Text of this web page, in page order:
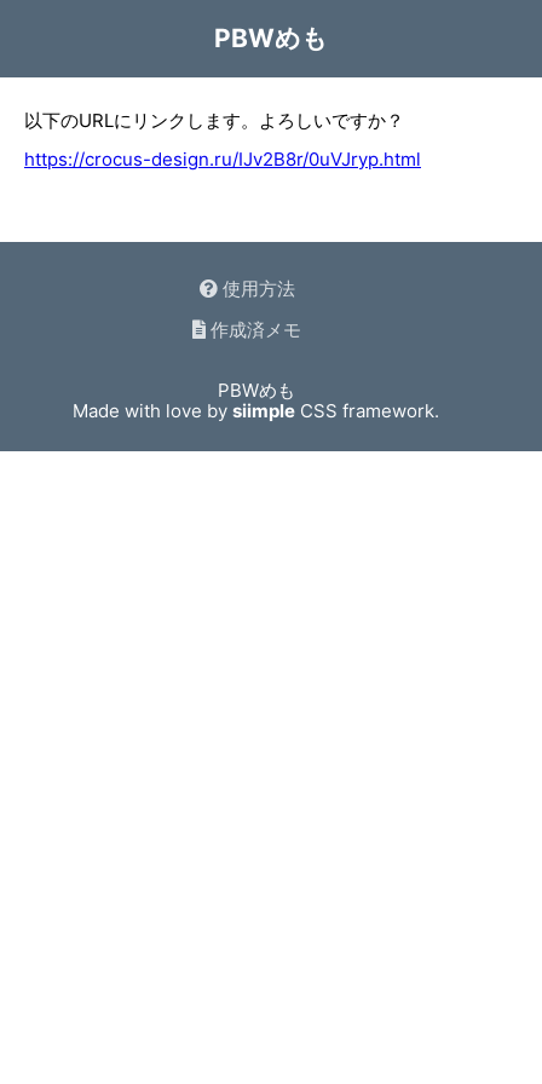
PBWめも
以下のURLにリンクします。よろしいですか？
https://crocus-design.ru/IJv2B8r/0uVJryp.html
使用方法
作成済メモ
PBWめも
Made with love bysiimple CSS framework.